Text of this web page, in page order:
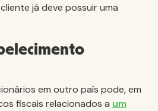
já deve possuir uma
em outro país pode, em
fiscais relacionados a um